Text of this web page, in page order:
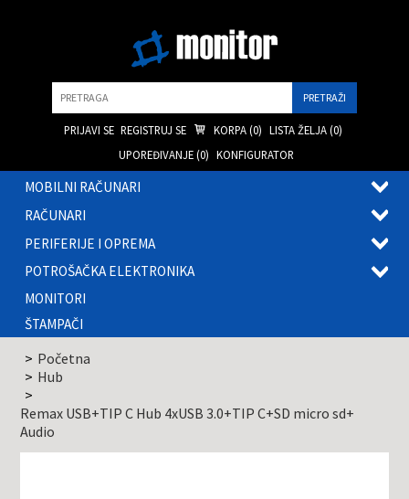
PRIJAVI SE REGISTRUJ SE KORPA (0) LISTA ŽELJA (0)
UPOREĐIVANJE (0) KONFIGURATOR
MOBILNI RAČUNARI
RAČUNARI
PERIFERIJE I OPREMA
POTROŠAČKA ELEKTRONIKA
MONITORI
ŠTAMPAČI
Početna
Hub
Remax USB+TIP C Hub 4xUSB 3.0+TIP C+SD micro sd+
Audio